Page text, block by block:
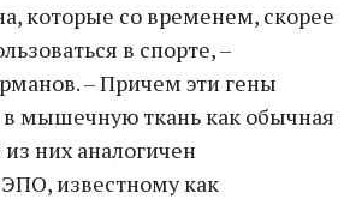
которые со временем, скорее
в спорте, –
– Причем эти гены
в мышечную ткань как обычная
них аналогичен
известному как